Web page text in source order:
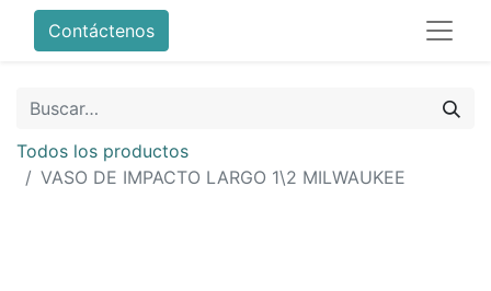
Contáctenos
Todos los productos
VASO DE IMPACTO LARGO 1\2 MILWAUKEE